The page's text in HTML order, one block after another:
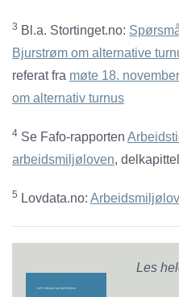
3 Bl.a. Stortinget.no:
Bjurstrøm om alternative
referat fra møte 18.
om alternativ turnus
4 Se Fafo-rapporten
arbeidsmiljøloven,
5 Lovdata.no:
Les